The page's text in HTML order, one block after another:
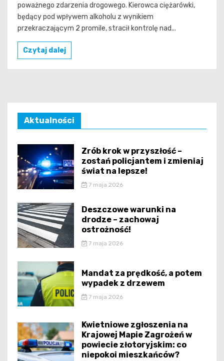
poważnego zdarzenia drogowego. Kierowca ciężarówki,
będący pod wpływem alkoholu z wynikiem
przekraczającym 2 promile, stracił kontrolę nad...
Czytaj dalej
Aktualności
Zrób krok w przyszłość –
zostań policjantem i zmieniaj
świat na lepsze!
7 maja 2026
Deszczowe warunki na
drodze – zachowaj
ostrożność!
7 maja 2026
Mandat za prędkość, a potem
wypadek z drzewem
7 maja 2026
Kwietniowe zgłoszenia na
Krajowej Mapie Zagrożeń w
powiecie złotoryjskim: co
niepokoi mieszkańców?